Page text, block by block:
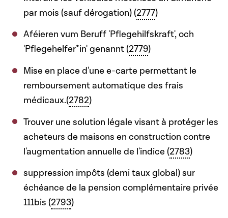
par mois (sauf dérogation) (2777)
Aféieren vum Beruff 'Pflegehilfskraft', och
'Pflegehelfer*in' genannt (2779)
Mise en place d'une e-carte permettant le
remboursement automatique des frais
médicaux.(2782)
Trouver une solution légale visant à protéger les
acheteurs de maisons en construction contre
l'augmentation annuelle de l'indice (2783)
suppression impôts (demi taux global) sur
échéance de la pension complémentaire privée
111bis (2793)